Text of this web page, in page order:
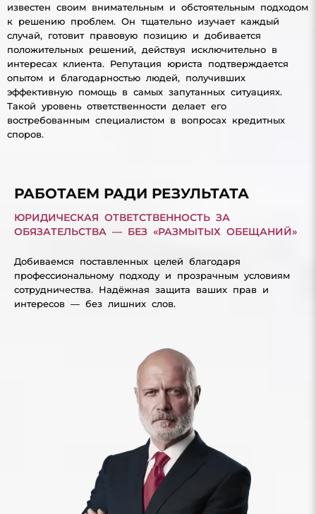
известен своим внимательным и обстоятельным подходом
к решению проблем. Он тщательно изучает каждый
случай, готовит правовую позицию и добивается
положительных решений, действуя исключительно в
интересах клиента. Репутация юриста подтверждается
опытом и благодарностью людей, получивших
эффективную помощь в самых запутанных ситуациях.
Такой уровень ответственности делает его
востребованным специалистом в вопросах кредитных
споров.
РАБОТАЕМ РАДИ РЕЗУЛЬТАТА
ЮРИДИЧЕСКАЯ ОТВЕТСТВЕННОСТЬ ЗА
ОБЯЗАТЕЛЬСТВА — БЕЗ «РАЗМЫТЫХ ОБЕЩАНИЙ»
Добиваемся поставленных целей благодаря
профессиональному подходу и прозрачным условиям
сотрудничества. Надёжная защита ваших прав и
интересов — без лишних слов.